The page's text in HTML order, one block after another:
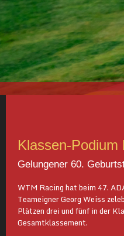
Klassen-Podium
Gelungener 60.
WTM Racing hat beim 47.
Teameigner Georg Weiss
Plätzen drei und fünf in der
Gesamtklassement.